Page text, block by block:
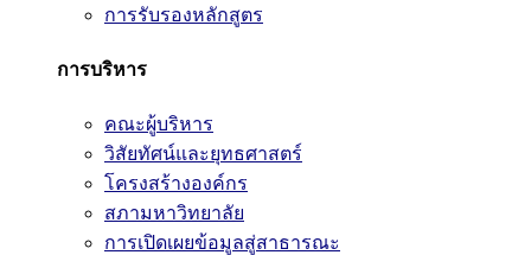
การรับรองหลักสูตร
การบริหาร
คณะผู้บริหาร
วิสัยทัศน์และยุทธศาสตร์
โครงสร้างองค์กร
สภามหาวิทยาลัย
การเปิดเผยข้อมูลสู่สาธารณะ